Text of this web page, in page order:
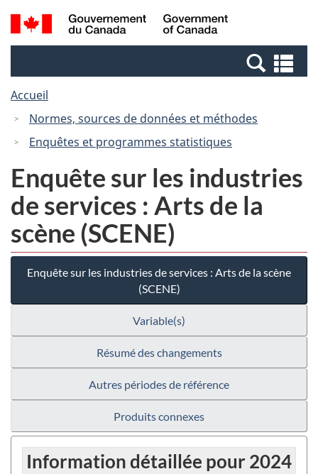
Passer
au
Passer
à
Canada
Recherche
et
et
Accueil
Normes, sources de données et méthodes
Enquêtes et programmes statistiques
Enquête sur les industries
de services : Arts de la
scène (SCENE)
Enquête sur les industries de services : Arts de la scène
(SCENE)
Variable(s)
Résumé des changements
Autres périodes de référence
Produits connexes
Information détaillée pour 2024